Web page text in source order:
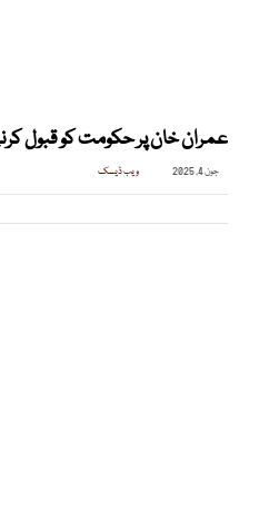
عمران خان پر حکومت کو قبول
جون 4, 2025 ویب ڈیسک